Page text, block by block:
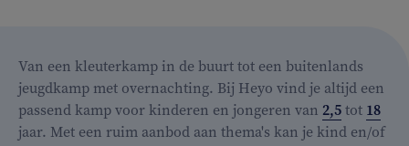
Van een kleuterkamp in de buurt tot een buitenlands
jeugdkamp met overnachting. Bij Heyo vind je altijd een
passend kamp voor kinderen en jongeren van 2,5tot 18
jaar. Met een ruim aanbod aan thema's kan je kind en/of